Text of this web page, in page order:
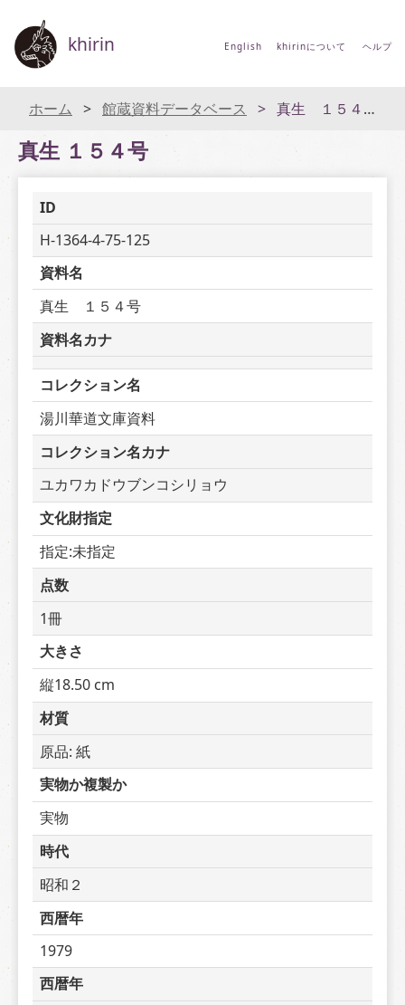
khirin English khirinについて ヘルプ
ホーム 館蔵資料データベース 真生 １５４号
真生 １５４号
ID
H-1364-4-75-125
資料名
真生　１５４号
資料名カナ
コレクション名
湯川華道文庫資料
コレクション名カナ
ユカワカドウブンコシリョウ
文化財指定
指定:未指定
点数
1冊
大きさ
縦18.50 cm
材質
原品: 紙
実物か複製か
実物
時代
昭和２
西暦年
1979
西暦年